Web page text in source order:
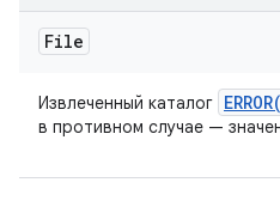
File
Извлеченный каталог ERROR(
в противном случае —